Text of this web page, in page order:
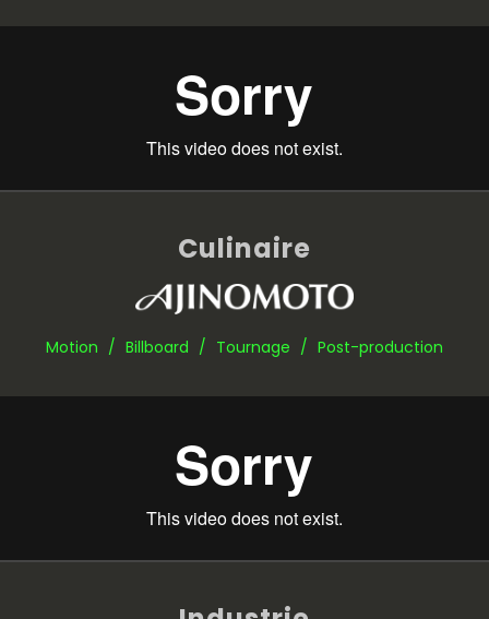
Culinaire
Motion / Billboard / Tournage / Post-production